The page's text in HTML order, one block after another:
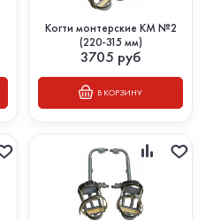
Когти монтерские КМ №2
(220-315 мм)
3705 руб
В КОРЗИНУ